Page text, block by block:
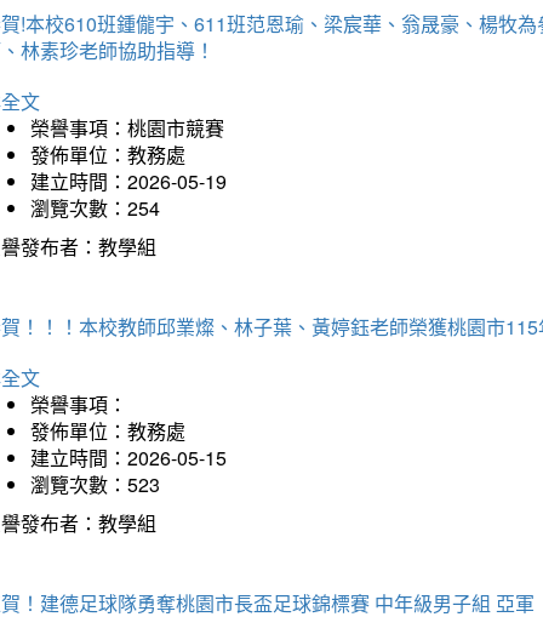
!本校610班鍾儱宇、611班范恩瑜、梁宸華、翁晟豪、楊牧
林素珍老師協助指導！
文
榮譽事項：桃園市競賽
發佈單位：教務處
建立時間：2026-05-19
瀏覽次數：254
發布者：教學組
！！！本校教師邱業燦、林子葉、黃婷鈺老師榮獲桃園市
文
榮譽事項：
發佈單位：教務處
建立時間：2026-05-15
瀏覽次數：523
發布者：教學組
！建德足球隊勇奪桃園市長盃足球錦標賽 中年級男子組 亞軍